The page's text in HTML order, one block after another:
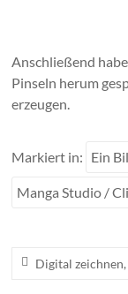
Anschließend
Pinseln herum
erzeugen.
Markiert in: Ein
Manga Studio /
Digital zeichnen,